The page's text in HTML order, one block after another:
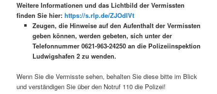
Weitere Informationen und das Lichtbild der Vermissten
finden Sie hier:https://s.rlp.de/ZJOdlVt
Zeugen, die Hinweise auf den Aufenthalt der Vermissten
geben können, werden gebeten, sich unter der
Telefonnummer 0621-963-24250 an die Polizeiinspektion
Ludwigshafen 2 zu wenden.
Wenn Sie die Vermisste sehen, behalten Sie diese bitte im Blick
und verständigen Sie über den Notruf 110 die Polizei!